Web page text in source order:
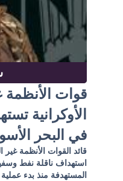
قوات الأنظمة
في البحر
قائد القوات الأنظمة غير
استهداف ناقلة نفط
المستهدفة منذ بدء عملية